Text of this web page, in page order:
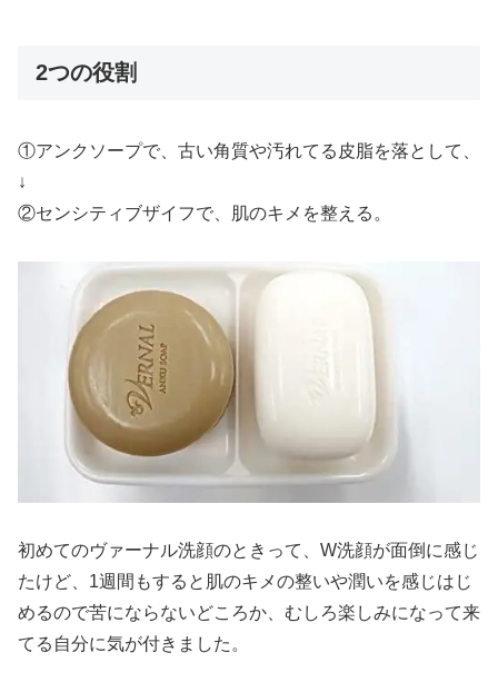
2つの役割
①アンクソープで、古い角質や汚れてる皮脂を落として、
↓
②センシティブザイフで、肌のキメを整える。
初めてのヴァーナル洗顔のときって、W洗顔が面倒に感じ
たけど、1週間もすると肌のキメの整いや潤いを感じはじ
めるので苦にならないどころか、むしろ楽しみになって来
てる自分に気が付きました。